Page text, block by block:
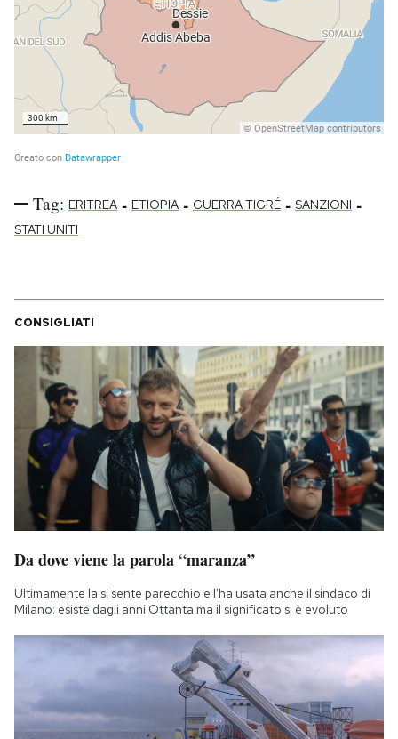
Tag: ERITREA - ETIOPIA - GUERRA TIGRÉ - SANZIONI -
STATI UNITI
CONSIGLIATI
Da dove viene la parola “maranza”
Ultimamente la si sente parecchio e l'ha usata anche il sindaco di
Milano: esiste dagli anni Ottanta ma il significato si è evoluto